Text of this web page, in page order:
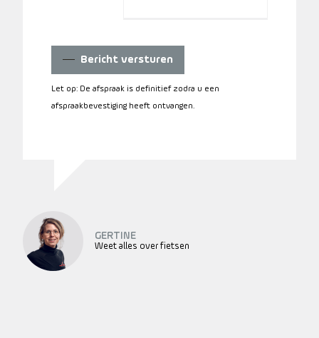
Bericht versturen
Let op: De afspraak is definitief zodra u een
afspraakbevestiging heeft ontvangen.
GERTINE
Weet alles over fietsen